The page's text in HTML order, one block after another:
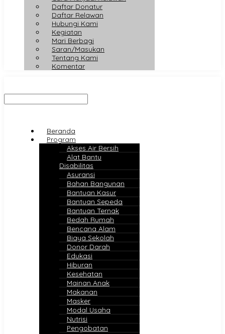
Daftar Donatur
Daftar Relawan
Hubungi Kami
Kegiatan
Mari Berbagi
Saran/Masukan
Tentang Kami
Komentar
Beranda
Program
Akses Air Bersih
Alat Bantu
Disabilitas
Asuransi
Bahan Bangunan
Bantuan Kasur
Bantuan Sepeda
Bantuan Ternak
Bedah Rumah
Bencana Alam
Biaya Sekolah
Donor Darah
Edukasi
Hiburan
Kesehatan
Mainan Anak
Makanan
Masker
Modal Usaha
Nutrisi
Pengobatan